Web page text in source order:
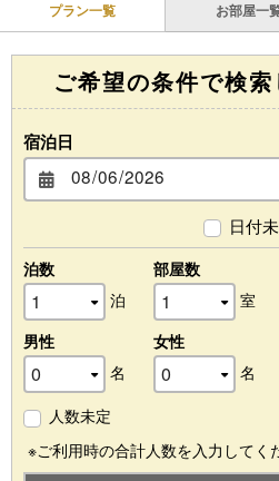
プラン一覧 お部屋一
ご希望の条件で検索
宿泊日
日付
泊数
泊
部屋数
室
男性
名
女性
名
人数未定
※ご利用時の合計人数を入力してく